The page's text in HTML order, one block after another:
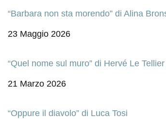
“Barbara non sta morendo” di Alina
23 Maggio 2026
“Quel nome sul muro” di Hervé Le Tellier
21 Marzo 2026
“Oppure il diavolo” di Luca Tosi